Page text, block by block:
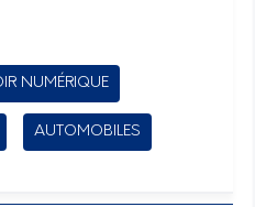
NUMÉRIQUE
AUTOMOBILES